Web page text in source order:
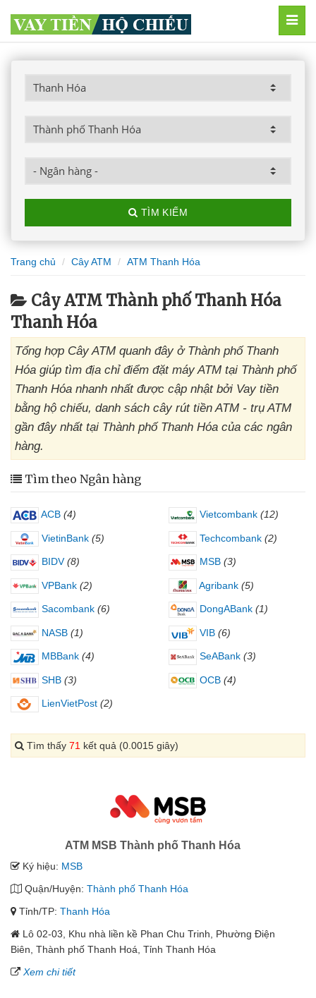
TÌM KIẾM
Trang chủ Cây ATM ATM Thanh Hóa
Cây ATM Thành phố Thanh Hóa
Thanh Hóa
Tổng hợp Cây ATM quanh đây ở Thành phố Thanh
Hóa giúp tìm địa chỉ điểm đặt máy ATM tại Thành phố
Thanh Hóa nhanh nhất được cập nhật bởi Vay tiền
bằng hộ chiếu, danh sách cây rút tiền ATM - trụ ATM
gần đây nhất tại Thành phố Thanh Hóa của các ngân
hàng.
Tìm theo Ngân hàng
ACB (4) Vietcombank (12)
VietinBank (5) Techcombank (2)
BIDV (8) MSB (3)
VPBank (2) Agribank (5)
Sacombank (6) DongABank (1)
NASB (1) VIB (6)
MBBank (4) SeABank (3)
SHB (3) OCB (4)
LienVietPost (2)
Tìm thấy 71 kết quả (0.0015 giây)
ATM MSB Thành phố Thanh Hóa
Ký hiệu: MSB
Quận/Huyện: Thành phố Thanh Hóa
Tỉnh/TP: Thanh Hóa
Lô 02-03, Khu nhà liền kề Phan Chu Trinh, Phường Điện
Biên, Thành phố Thanh Hoá, Tỉnh Thanh Hóa
Xem chi tiết